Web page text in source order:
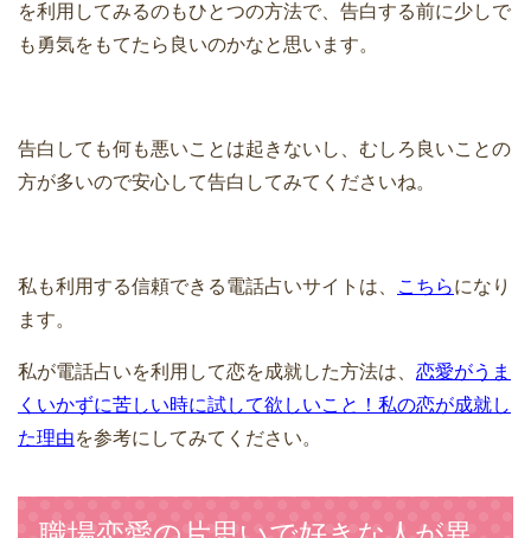
を利用してみるのもひとつの方法で、告白する前に少しで
も勇気をもてたら良いのかなと思います。
告白しても何も悪いことは起きないし、むしろ良いことの
方が多いので安心して告白してみてくださいね。
私も利用する信頼できる電話占いサイトは、 こちらになり
ます。
私が電話占いを利用して恋を成就した方法は、 恋愛がうま
くいかずに苦しい時に試して欲しいこと！私の恋が成就し
た理由を参考にしてみてください。